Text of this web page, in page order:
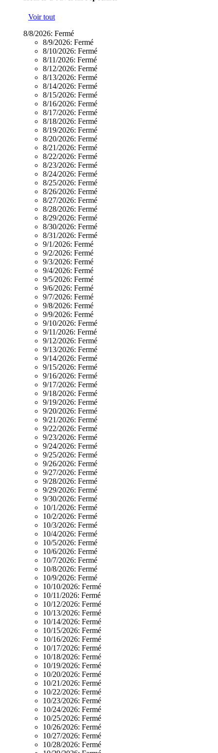
Voir tout
8/8/2026: Fermé
8/9/2026: Fermé
8/10/2026: Fermé
8/11/2026: Fermé
8/12/2026: Fermé
8/13/2026: Fermé
8/14/2026: Fermé
8/15/2026: Fermé
8/16/2026: Fermé
8/17/2026: Fermé
8/18/2026: Fermé
8/19/2026: Fermé
8/20/2026: Fermé
8/21/2026: Fermé
8/22/2026: Fermé
8/23/2026: Fermé
8/24/2026: Fermé
8/25/2026: Fermé
8/26/2026: Fermé
8/27/2026: Fermé
8/28/2026: Fermé
8/29/2026: Fermé
8/30/2026: Fermé
8/31/2026: Fermé
9/1/2026: Fermé
9/2/2026: Fermé
9/3/2026: Fermé
9/4/2026: Fermé
9/5/2026: Fermé
9/6/2026: Fermé
9/7/2026: Fermé
9/8/2026: Fermé
9/9/2026: Fermé
9/10/2026: Fermé
9/11/2026: Fermé
9/12/2026: Fermé
9/13/2026: Fermé
9/14/2026: Fermé
9/15/2026: Fermé
9/16/2026: Fermé
9/17/2026: Fermé
9/18/2026: Fermé
9/19/2026: Fermé
9/20/2026: Fermé
9/21/2026: Fermé
9/22/2026: Fermé
9/23/2026: Fermé
9/24/2026: Fermé
9/25/2026: Fermé
9/26/2026: Fermé
9/27/2026: Fermé
9/28/2026: Fermé
9/29/2026: Fermé
9/30/2026: Fermé
10/1/2026: Fermé
10/2/2026: Fermé
10/3/2026: Fermé
10/4/2026: Fermé
10/5/2026: Fermé
10/6/2026: Fermé
10/7/2026: Fermé
10/8/2026: Fermé
10/9/2026: Fermé
10/10/2026: Fermé
10/11/2026: Fermé
10/12/2026: Fermé
10/13/2026: Fermé
10/14/2026: Fermé
10/15/2026: Fermé
10/16/2026: Fermé
10/17/2026: Fermé
10/18/2026: Fermé
10/19/2026: Fermé
10/20/2026: Fermé
10/21/2026: Fermé
10/22/2026: Fermé
10/23/2026: Fermé
10/24/2026: Fermé
10/25/2026: Fermé
10/26/2026: Fermé
10/27/2026: Fermé
10/28/2026: Fermé